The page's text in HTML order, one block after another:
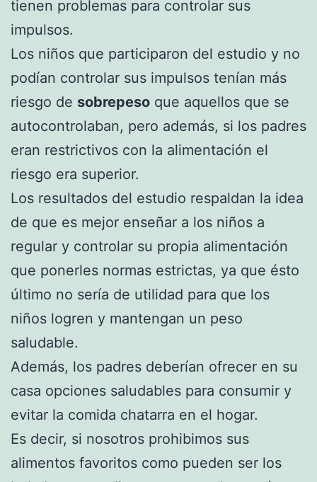
tienen problemas para controlar sus
impulsos.
Los niños que participaron del estudio y no
podían controlar sus impulsos tenían más
riesgo de sobrepeso que aquellos que se
autocontrolaban, pero además, si los padres
eran restrictivos con la alimentación el
riesgo era superior.
Los resultados del estudio respaldan la idea
de que es mejor enseñar a los niños a
regular y controlar su propia alimentación
que ponerles normas estrictas, ya que ésto
último no sería de utilidad para que los
niños logren y mantengan un peso
saludable.
Además, los padres deberían ofrecer en su
casa opciones saludables para consumir y
evitar la comida chatarra en el hogar.
Es decir, si nosotros prohibimos sus
alimentos favoritos como pueden ser los